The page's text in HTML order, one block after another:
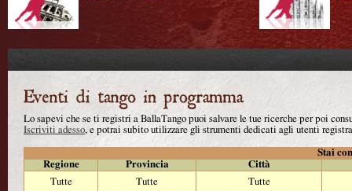
Lo sapevi che se ti registri a BallaTango puoi salvare le tue ricerche per poi
Iscriviti adesso, e potrai subito utilizzare gli strumenti dedicati agli utenti
Stai
Regione
Provincia
Città
Tutte
Tutte
Tutte